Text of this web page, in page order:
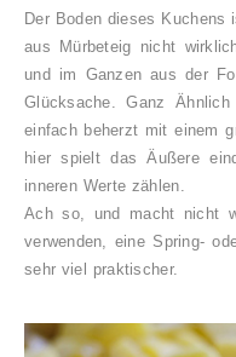
Der Boden dieses Kuchens
aus Mürbeteig nicht
und im Ganzen aus der
Glücksache. Ganz
einfach beherzt mit einem
hier spielt das Äußere
inneren Werte zählen.
Ach so, und macht nicht
verwenden, eine Spring-
sehr viel praktischer.